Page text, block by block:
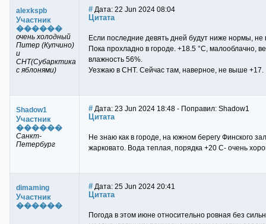
alexkspb
Участник
������
очень холодный
Питер (Купчино)
и
СНТ(Субарктика
с яблонями)
# Дата: 22 Jun 2024 08:04
Цитата
Если последние девять дней будут ниже нормы,
Пока прохладно в городе. +18.5 °C, малооблачно,
влажность 56%.
Уезжаю в СНТ. Сейчас там, наверное, не выше +17.
Shadow1
Участник
������
Санкт-
Петербург
# Дата: 23 Jun 2024 18:48 - Поправил: Shadow1
Цитата
Не знаю как в городе, на южном берегу Финского
жарковато. Вода теплая, порядка +20 С- очень
dimaming
Участник
������
# Дата: 25 Jun 2024 20:41
Цитата
Погода в этом июне относительно ровная без